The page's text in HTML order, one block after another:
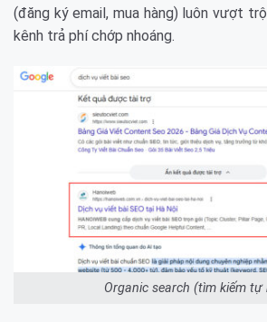
(đăng ký email, mua hàng) luôn vượt
kênh trả phí chớp nhoáng.
Organic search (tìm kiếm tự